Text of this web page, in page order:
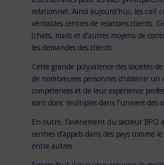
relationnel. Ainsi aujourd’hui, les call
véritables centres de relations clients.
(chats, mails et d’autres moyens de
les demandes des clients.
Cette grande polyvalence des sociétés
de nombreuses personnes d’obtenir
compétences et de leur expérience
sont donc multiples dans l’univers des
En outre, l’avènement du secteur BPO
centres d’appels dans des pays comme
entre autres.